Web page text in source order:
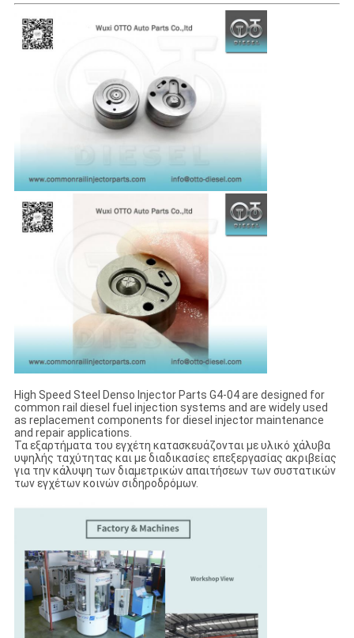
High Speed Steel Denso Injector Parts G4-04 are designed for
common rail diesel fuel injection systems and are widely used
as replacement components for diesel injector maintenance
and repair applications.
Τα εξαρτήματα του εγχέτη κατασκευάζονται με υλικό χάλυβα
υψηλής ταχύτητας και με διαδικασίες επεξεργασίας ακριβείας
για την κάλυψη των διαμετρικών απαιτήσεων των συστατικών
των εγχέτων κοινών σιδηροδρόμων.